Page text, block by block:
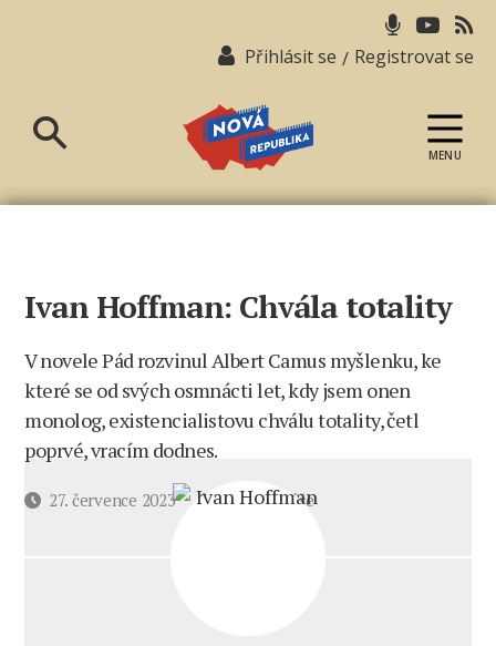
Přihlásit se / Registrovat se
republika
MENU
Ivan Hoffman: Chvála totality
V novele Pád rozvinul Albert Camus myšlenku, ke
které se od svých osmnácti let, kdy jsem onen
monolog, existencialistovu chválu totality, četl
poprvé, vracím dodnes.
Datum27. července 2023 4 komentářeu